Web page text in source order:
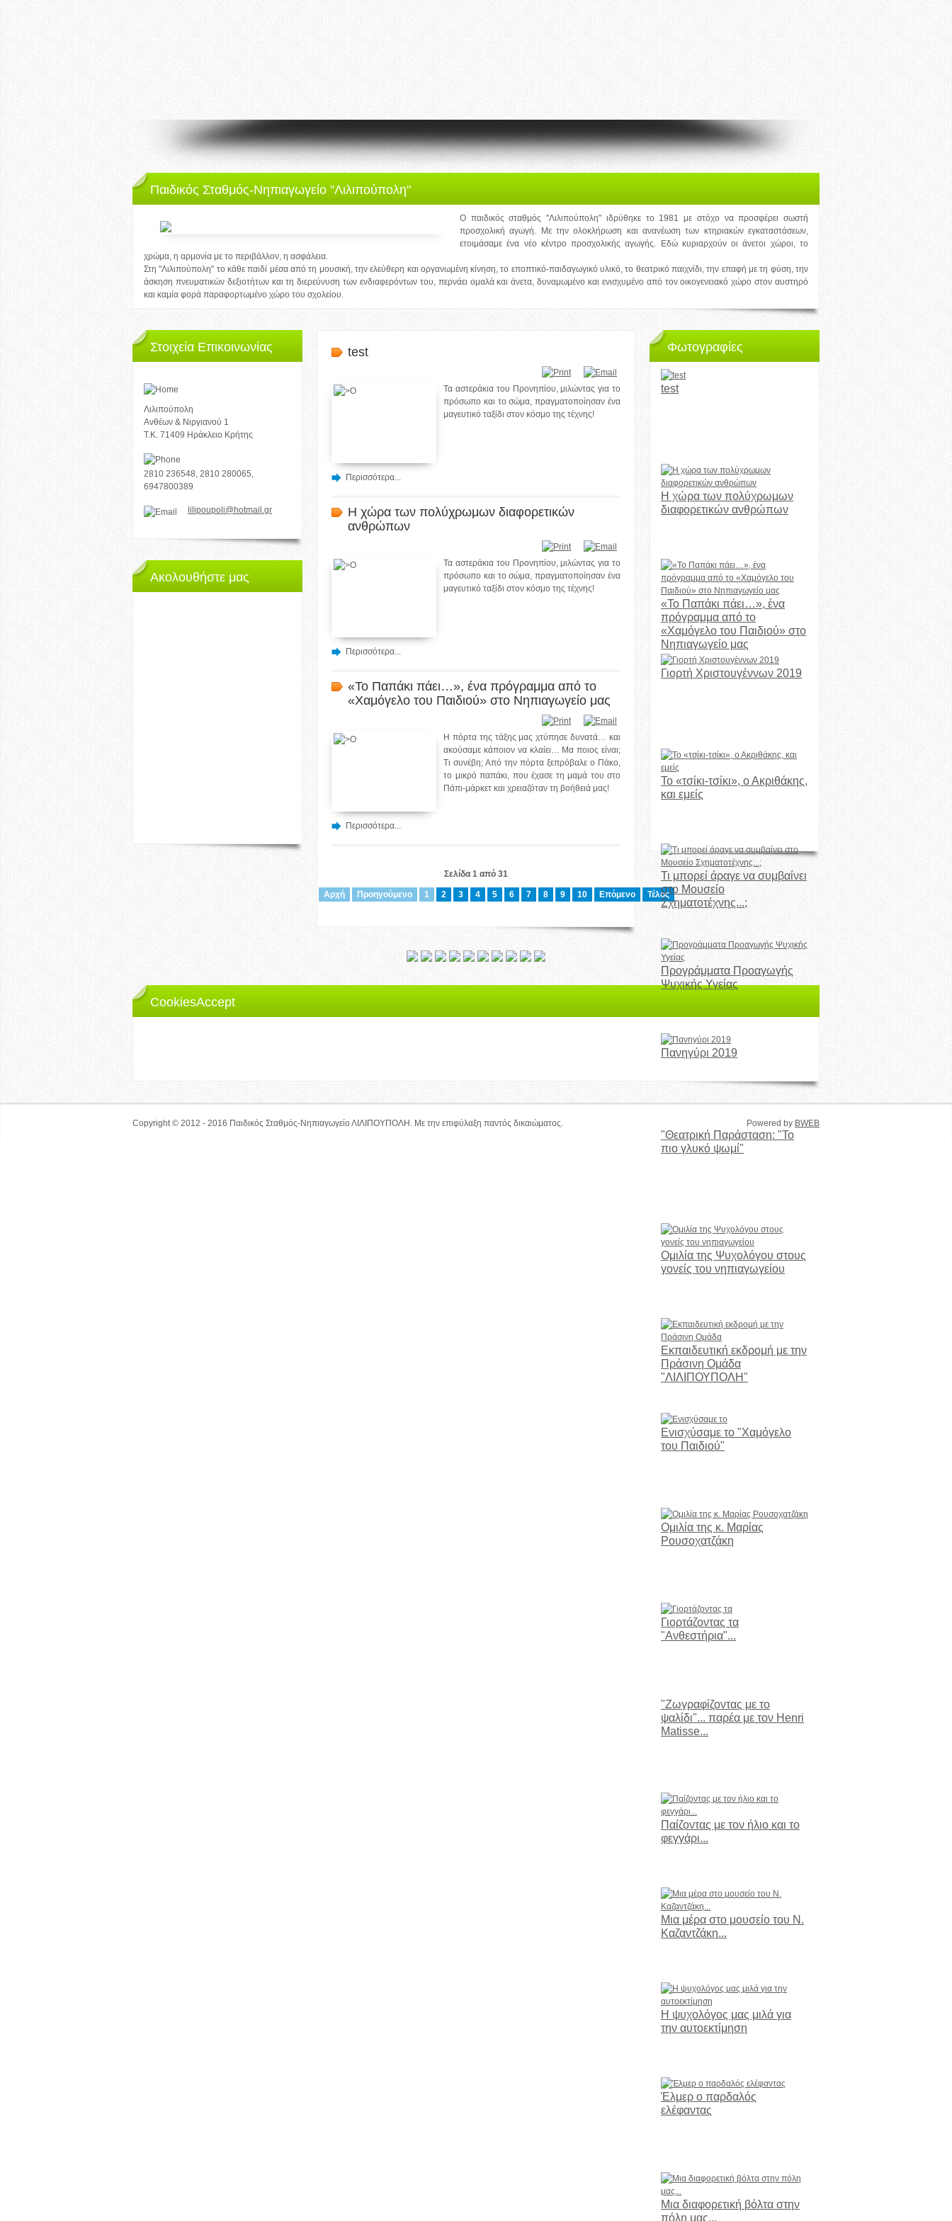
Παιδικός Σταθμός-Νηπιαγωγείο "Λιλιπούπολη"
Ο παιδικός σταθμός "Λιλιπούπολη" ιδρύθηκε το 1981 με στόχο να προσφέρει σωστή
προσχολική αγωγή. Με την ολοκλήρωση και ανανέωση των κτηριακών εγκαταστάσεων,
ετοιμάσαμε ένα νέο κέντρο προσχολικής αγωγής. Εδώ κυριαρχούν οι άνετοι χώροι, το
χρώμα, η αρμονία με το περιβάλλον, η ασφάλεια.
Στη "Λιλιπούπολη" το κάθε παιδί μέσα από τη μουσική, την ελεύθερη και οργανωμένη κίνηση, το εποπτικό-παιδαγωγικό υλικό, το θεατρικό παιχνίδι, την επαφή με τη φύση, την
άσκηση πνευματικών δεξιοτήτων και τη διερεύνυση των ενδιαφερόντων του, περνάει ομαλά και άνετα, δυναμωμένο και ενισχυμένο από τον οικογενειακό χώρο στον αυστηρό
και καμία φορά παραφορτωμένο χώρο του σχολείου.
Στοιχεία Επικοινωνίας
Λιλιπούπολη
Ανθέων & Νιργιανού 1
Τ.Κ. 71409 Ηράκλειο Κρήτης
2810 236548, 2810 280065,
6947800389
lilipoupoli@hotmail.gr
Ακολουθήστε μας
test
Τα αστεράκια του Προνηπίου, μιλώντας για το
πρόσωπο και το σώμα, πραγματοποίησαν ένα
μαγευτικό ταξίδι στον κόσμο της τέχνης!
Περισσότερα...
Η χώρα των πολύχρωμων διαφορετικών
ανθρώπων
Τα αστεράκια του Προνηπίου, μιλώντας για το
πρόσωπο και το σώμα, πραγματοποίησαν ένα
μαγευτικό ταξίδι στον κόσμο της τέχνης!
Περισσότερα...
«Το Παπάκι πάει…», ένα πρόγραμμα από το
«Χαμόγελο του Παιδιού» στο Νηπιαγωγείο μας
Η πόρτα της τάξης μας χτύπησε δυνατά… και
ακούσαμε κάποιον να κλαίει… Μα ποιος είναι;
Τι συνέβη; Από την πόρτα ξεπρόβαλε ο Πάκο,
το μικρό παπάκι, που έχασε τη μαμά του στο
Πάπι-μάρκετ και χρειαζόταν τη βοήθειά μας!
Περισσότερα...
Σελίδα 1 από 31
Αρχή Προηγούμενο 1 2 3 4 5 6 7 8 9 10 Επόμενο Τέλος
Φωτογραφίες
test
Η χώρα των πολύχρωμων
διαφορετικών ανθρώπων
«Το Παπάκι πάει…», ένα
πρόγραμμα από το
«Χαμόγελο του Παιδιού» στο
Νηπιαγωγείο μας
Γιορτή Χριστουγέννων 2019
Το «τσίκι-τσίκι», ο Ακριθάκης,
και εμείς
Τι μπορεί άραγε να συμβαίνει
στο Μουσείο
Σχηματοτέχνης...;
Προγράμματα Προαγωγής
Ψυχικής Υγείας
Πανηγύρι 2019
"Θεατρική Παράσταση: "Το
πιο γλυκό ψωμί"
Ομιλία της Ψυχολόγου στους
γονείς του νηπιαγωγείου
Εκπαιδευτική εκδρομή με την
Πράσινη Ομάδα
"ΛΙΛΙΠΟΥΠΟΛΗ"
Ενισχύσαμε το "Χαμόγελο
του Παιδιού"
Ομιλία της κ. Μαρίας
Ρουσοχατζάκη
Γιορτάζοντας τα
"Ανθεστήρια"...
"Ζωγραφίζοντας με το
ψαλίδι"... παρέα με τον Henri
Matisse...
Παίζοντας με τον ήλιο και το
φεγγάρι...
Μια μέρα στο μουσείο του Ν.
Καζαντζάκη...
Η ψυχολόγος μας μιλά για
την αυτοεκτίμηση
Έλμερ ο παρδαλός
ελέφαντας
Μια διαφορετική βόλτα στην
πόλη μας...
CookiesAccept
Copyright © 2012 - 2016 Παιδικός Σταθμός-Νηπιαγωγείο ΛΙΛΙΠΟΥΠΟΛΗ. Με την επιφύλαξη παντός δικαιώματος. Powered by BWEB